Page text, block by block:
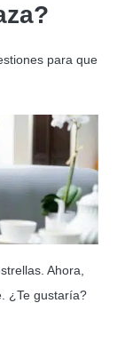
para que
Ahora,
¿Te gustaría?